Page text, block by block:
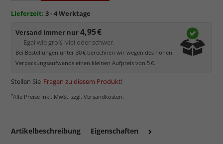
Schutz des Bildes.
Normalglas hat eine leichte Grünfärbung
, wodurch es im
Bereich der Weißtöne zu einem dezenten Grünschimmer
kommt. Für Bilder mit hellen Farben empfehlen wir Kunst- oder
Museumsglas.
Lieferzeit: 3 - 4 Werktage
Versand immer nur4,95 €
— Egal wie groß, viel oder schwer.
Bei Bestellungen unter 30 € berechnen wir wegen des hohen
Verpackungsaufwands einen kleinen Aufpreis von 5 €.
Stellen Sie Fragen zu diesem Produkt!
*Alle Preise inkl. MwSt. zzgl. Versandkosten.
Artikelbeschreibung Eigenschaften